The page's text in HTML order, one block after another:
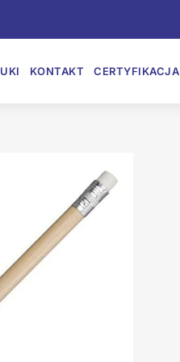
KONTAKT CERTYFIKACJA